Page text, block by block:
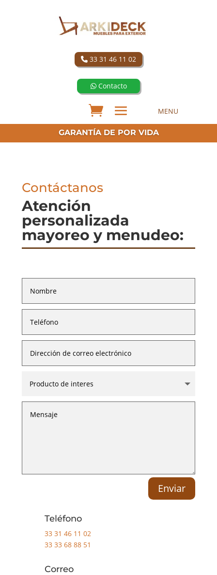
33 31 46 11 02
Contacto
GARANTÍA DE POR VIDA
Contáctanos
Atención
personalizada
mayoreo y menudeo:
Enviar
Teléfono
33 31 46 11 02
33 33 68 88 51
Correo